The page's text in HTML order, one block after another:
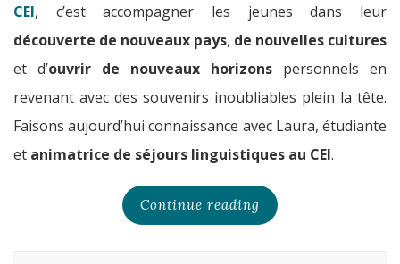
CEI, c’est accompagner les jeunes dans leur
découverte de nouveaux pays, de nouvelles cultures
et d’ouvrir de nouveaux horizons personnels en
revenant avec des souvenirs inoubliables plein la tête.
Faisons aujourd’hui connaissance avec Laura, étudiante
et animatrice de séjours linguistiques au CEI.
Continue reading